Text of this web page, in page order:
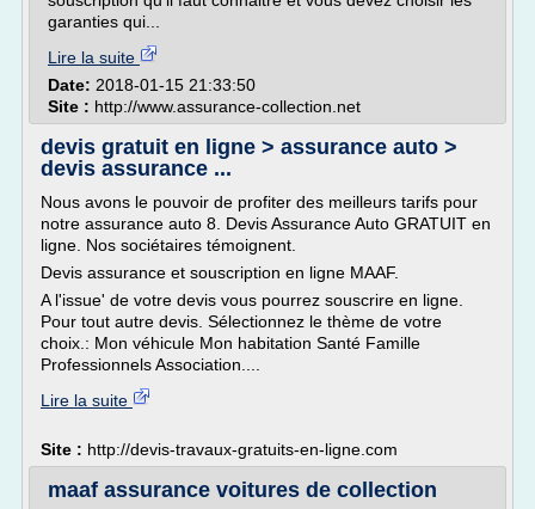
garanties qui...
Lire la suite
Date: 2018-01-15 21:33:50
Site : http://www.assurance-collection.net
devis gratuit en ligne > assurance auto >
devis assurance ...
Nous avons le pouvoir de profiter des meilleurs tarifs pour
notre assurance auto 8. Devis Assurance Auto GRATUIT en
ligne. Nos sociétaires témoignent.
Devis assurance et souscription en ligne MAAF.
A l'issue' de votre devis vous pourrez souscrire en ligne.
Pour tout autre devis. Sélectionnez le thème de votre
choix.: Mon véhicule Mon habitation Santé Famille
Professionnels Association....
Lire la suite
Site : http://devis-travaux-gratuits-en-ligne.com
maaf assurance voitures de collection